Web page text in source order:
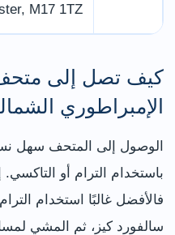
M17 1TZ
كيف تصل إلى
الإمبراطوري
الوصول إلى المتحف سهل
باستخدام الترام أو
فالأفضل غالبًا استخدام
سالفورد كيز، ثم المشي